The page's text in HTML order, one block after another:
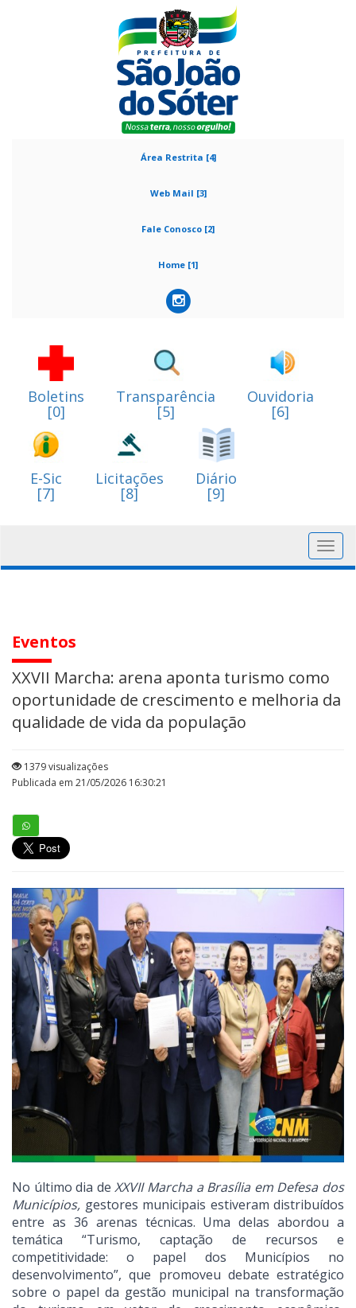
Área Restrita [4]
Web Mail [3]
Fale Conosco [2]
Home [1]
Boletins
[0]
Transparência
[5]
Ouvidoria
[6]
E-Sic
[7]
Licitações
[8]
Diário
[9]
Eventos
XXVII Marcha: arena aponta turismo como
oportunidade de crescimento e melhoria da
qualidade de vida da população
1379 visualizações
Publicada em 21/05/2026 16:30:21
No último dia deXXVII Marcha a Brasília em Defesa dos
Municípios, gestores municipais estiveram distribuídos
entre as 36 arenas técnicas. Uma delas abordou a
temática “Turismo, captação de recursos e
competitividade: o papel dos Municípios no
desenvolvimento”, que promoveu debate estratégico
sobre o papel da gestão municipal na transformação